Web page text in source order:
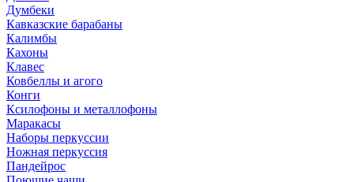
Думбеки
Кавказские барабаны
Калимбы
Кахоны
Клавес
Ковбеллы и агого
Конги
Ксилофоны и металлофоны
Маракасы
Наборы перкуссии
Ножная перкуссия
Пандейрос